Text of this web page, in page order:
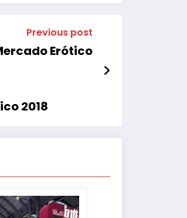
Previous post
Erótico
2018